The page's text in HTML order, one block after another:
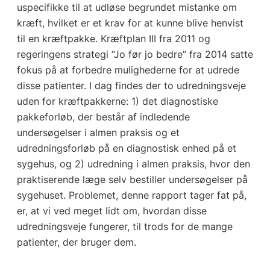
uspecifikke til at udløse begrundet mistanke om
kræft, hvilket er et krav for at kunne blive henvist
til en kræftpakke. Kræftplan III fra 2011 og
regeringens strategi ”Jo før jo bedre” fra 2014 satte
fokus på at forbedre mulighederne for at udrede
disse patienter. I dag findes der to udredningsveje
uden for kræftpakkerne: 1) det diagnostiske
pakkeforløb, der består af indledende
undersøgelser i almen praksis og et
udredningsforløb på en diagnostisk enhed på et
sygehus, og 2) udredning i almen praksis, hvor den
praktiserende læge selv bestiller undersøgelser på
sygehuset. Problemet, denne rapport tager fat på,
er, at vi ved meget lidt om, hvordan disse
udredningsveje fungerer, til trods for de mange
patienter, der bruger dem.